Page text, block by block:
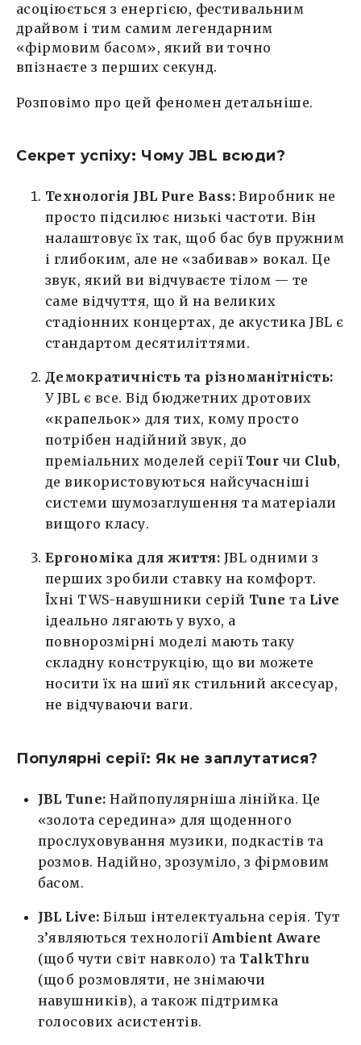
асоціюється з енергією, фестивальним
драйвом і тим самим легендарним
«фірмовим басом», який ви точно
впізнаєте з перших секунд.
Розповімо про цей феномен детальніше.
Секрет успіху: Чому JBL всюди?
Технологія JBL Pure Bass: Виробник не
просто підсилює низькі частоти. Він
налаштовує їх так, щоб бас був пружним
і глибоким, але не «забивав» вокал. Це
звук, який ви відчуваєте тілом — те
саме відчуття, що й на великих
стадіонних концертах, де акустика JBL є
стандартом десятиліттями.
Демократичність та різноманітність:
У JBL є все. Від бюджетних дротових
«крапельок» для тих, кому просто
потрібен надійний звук, до
преміальних моделей серії Tour чи Club,
де використовуються найсучасніші
системи шумозаглушення та матеріали
вищого класу.
Ергономіка для життя: JBL одними з
перших зробили ставку на комфорт.
Їхні TWS-навушники серій Tune та Live
ідеально лягають у вухо, а
повнорозмірні моделі мають таку
складну конструкцію, що ви можете
носити їх на шиї як стильний аксесуар,
не відчуваючи ваги.
Популярні серії: Як не заплутатися?
JBL Tune: Найпопулярніша лінійка. Це
«золота середина» для щоденного
прослуховування музики, подкастів та
розмов. Надійно, зрозуміло, з фірмовим
басом.
JBL Live: Більш інтелектуальна серія. Тут
з’являються технології Ambient Aware
(щоб чути світ навколо) та TalkThru
(щоб розмовляти, не знімаючи
навушників), а також підтримка
голосових асистентів.